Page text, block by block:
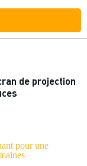
de projection
pour une